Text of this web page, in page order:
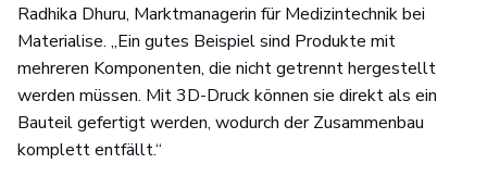
Radhika Dhuru, Marktmanagerin für Medizintechnik bei
Materialise. „Ein gutes Beispiel sind Produkte mit
mehreren Komponenten, die nicht getrennt hergestellt
werden müssen. Mit 3D-Druck können sie direkt als ein
Bauteil gefertigt werden, wodurch der Zusammenbau
komplett entfällt.“